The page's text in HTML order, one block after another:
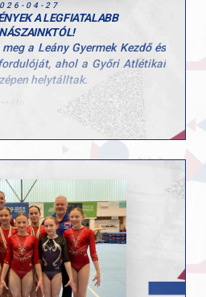
04-27
A LEGFIATALABB
a Leány Gyermek Kezdő és
ahol a Győri Atlétikai
helytálltak.